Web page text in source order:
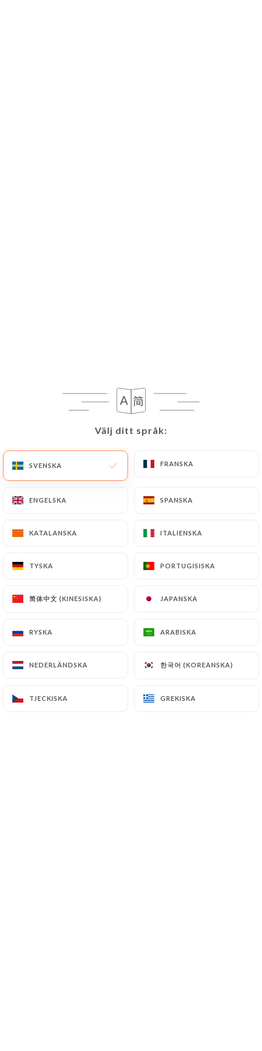
Välj ditt språk:
SVENSKA FRANSKA
ENGELSKA SPANSKA
KATALANSKA ITALIENSKA
TYSKA PORTUGISISKA
简体中文 (KINESISKA) JAPANSKA
RYSKA ARABISKA
NEDERLÄNDSKA 한국어 (KOREANSKA)
TJECKISKA GREKISKA
Välj ditt språk:
SVENSKA FRANSKA
ENGELSKA SPANSKA
KATALANSKA ITALIENSKA
TYSKA PORTUGISISKA
简体中文 (KINESISKA) JAPANSKA
RYSKA ARABISKA
NEDERLÄNDSKA 한국어 (KOREANSKA)
TJECKISKA GREKISKA